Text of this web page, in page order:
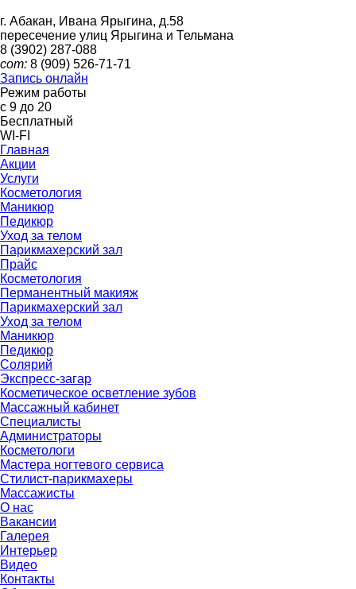
г. Абакан, Ивана Ярыгина, д.58
пересечение улиц Ярыгина и Тельмана
8 (3902) 287-088
сот: 8 (909) 526-71-71
Запись онлайн
Режим работы
с 9 до 20
Бесплатный
WI-FI
Главная
Акции
Услуги
Косметология
Маникюр
Педикюр
Уход за телом
Парикмахерский зал
Прайс
Косметология
Перманентный макияж
Парикмахерский зал
Уход за телом
Маникюр
Педикюр
Солярий
Экспресс-загар
Косметическое осветление зубов
Массажный кабинет
Специалисты
Администраторы
Косметологи
Мастера ногтевого сервиса
Стилист-парикмахеры
Массажисты
О нас
Вакансии
Галерея
Интерьер
Видео
Контакты